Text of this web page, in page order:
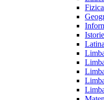
Fizica
Istorie